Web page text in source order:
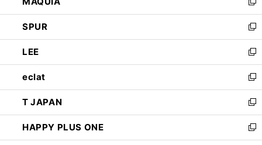
ド
ウ
で
開
く
ィ
ン
ド
ウ
で
開
く
い
ウ
ィ
ン
ド
ウ
で
開
く
新
し
い
ウ
ィ
ン
ド
ウ
で
開
く
SPUR
新
し
い
ウ
ィ
ン
ド
ウ
で
開
LEE
新
し
い
ウ
ィ
ン
ド
ウ
eclat
新
し
い
ウ
ィ
ン
T JAPAN
新
し
い
ウ
HAPPY PLUS ONE
新
し